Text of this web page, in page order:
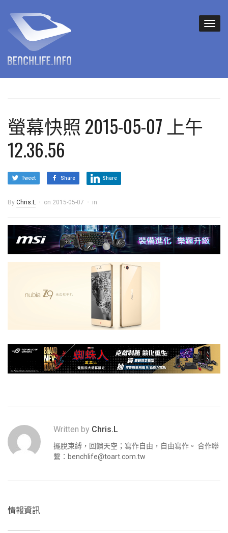
螢幕快照 2015-05-07 上午
12.36.56
Tweet Share Share
By Chris.L on 2015-05-07 in
Written by Chris.L
擺脫束縛，回饋天空；寫作自由，自由寫作。 合作聯
繫： benchlife@toart.com.tw
情報資訊